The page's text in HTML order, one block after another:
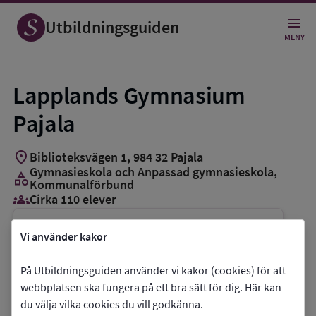
Vi använder kakor
På Utbildningsguiden använder vi kakor (cookies) för att
webbplatsen ska fungera på ett bra sätt för dig. Här kan
du välja vilka cookies du vill godkänna.
Utbildningsguiden MENY
Lapplands Gymnasium
Pajala
location_on Biblioteksvägen 1, 984 32 Pajala
categoryGymnasieskola och Anpassad gymnasieskola,
Kommunalförbund
groups_3Cirka 110 elever
Vill du kontakta skolan?
mail E-post: lgpajala@lapplands.se
link Webbplats: Lapplands Gymnasium Pajala